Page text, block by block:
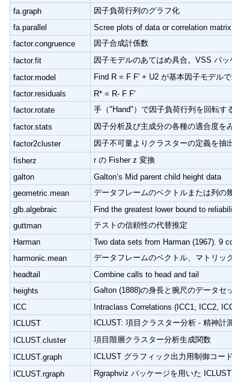
fa.graph
因子負荷行列のグラフ化
fa.parallel
Scree plots of data or correlation
factor.congruence
因子合成計係数
factor.fit
因子モデルのあてはめ具合。VSS パッ
factor.model
Find R = F F' + U2 が基本因子モデル
factor.residuals
R* = R- F F'
factor.rotate
手（"Hand"）で因子負荷行列を回転す
factor.stats
因子分析及び主成分の各種の適合度を
factor2cluster
因子不可量よりクラスターの定義を抽
fisherz
r の Fisher z 変換
galton
Galton’s Mid parent child height data
geometric.mean
データフレームのベクトルまたは列の
glb.algebraic
Find the greatest lower bound to
guttman
テストの信頼性の代替推定
Harman
Two data sets from Harman (1967). 9
harmonic.mean
データフレームのベクトル、マトリッ
headtail
Combine calls to head and tail
heights
Galton (1888)の身長と腕尺のデータセ
ICC
Intraclass Correlations (ICC1, ICC2,
ICLUST
ICLUST: 項目クラスター分析 - 精神
ICLUST.cluster
項目階層クラスター分析生成関数
ICLUST.graph
ICLUST グラフィック出力用制御コー
ICLUST.rgraph
Rgraphviz パッケージを用いた